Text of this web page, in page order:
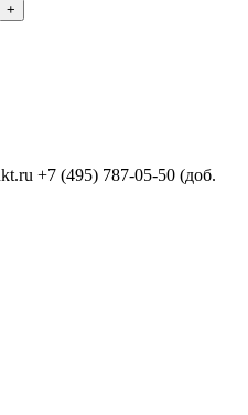
+
+7 (495) 787-05-50 (доб.